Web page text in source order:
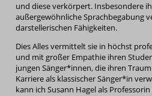
und diese verkörpert. Insbesondere
außergewöhnliche Sprachbegabung
darstellerischen Fähigkeiten.
Dies Alles vermittelt sie in höchst
und mit großer Empathie ihren
jungen Sänger*innen, die ihren
Karriere als klassischer Sänger*in
kann ich Susann Hagel als